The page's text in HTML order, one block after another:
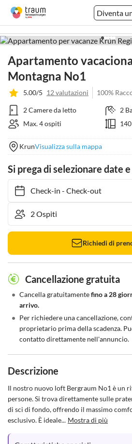
Diventa
Apartamento
Montagna No1
5.00/5 12 valutazioni 100%
2 Camere da letto
2
Max. 4 ospiti
140
KrunVisualizza sulla mappa
Si prega di selezionare date
Check-in- Check-out
Richiedi di
Cancellazione gratuita
• Cancella gratuitamentefino a 28
arrivo.
• Per richiedere una cancellazione,
proprietario prima della scadenza.
contatto direttamente nell'annuncio.
Descrizione
Il nostro nuovo loft Bergraum No1 è un
persone. Si trova direttamente sulle
di sci di fondo, offrendo il massimo
esclusivo. È ideale... Mostra di più